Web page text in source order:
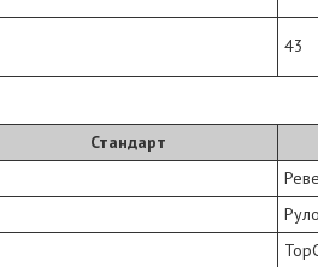
43
Стандарт